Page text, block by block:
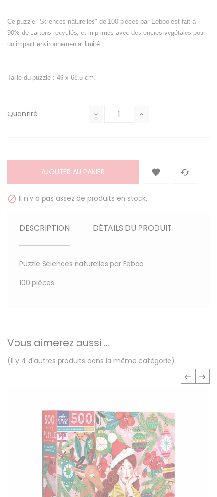
Ce puzzle "Sciences naturelles" de 100 pièces par Eeboo est fait à
90% de cartons recyclés, et imprimés avec des encres végétales pour
un impact environnemental limité.
Taille du puzzle : 46 x 68,5 cm.
Quantité
AJOUTER AU PANIER  
 Il n'y a pas assez de produits en stock.
DESCRIPTION DÉTAILS DU PRODUIT
Puzzle Sciences naturelles par Eeboo
100 pièces
Vous aimerez aussi ...
(Il y 4 d'autres produits dans la même catégorie)